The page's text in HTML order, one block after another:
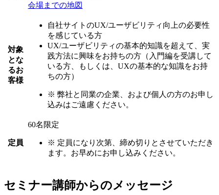
会場までの地図
対象
とな
るお
客様
自社サイトのUX/ユーザビリティ向上の必要性
を感じている方
UX/ユーザビリティの基本的知識を超えて、実
践方法に興味をお持ちの方（入門編を受講して
いる方、もしくは、UXの基本的な知識をお持
ちの方）
※ 弊社と同業の企業、および個人の方のお申し
込みはご遠慮ください。
定員
60名限定
※ 定員になり次第、締め切りとさせていただき
ます。お早めにお申し込みください。
セミナー講師からのメッセージ